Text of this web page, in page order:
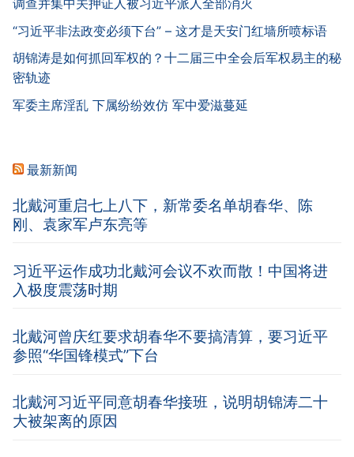
调查并集中关押证人被习近平派人全部消灭
“习近平非法政变必须下台” – 这才是天安门红墙所喷标语
胡锦涛是如何抓回军权的？十二届三中全会后军权易主的秘
密轨迹
军委主席淫乱 下属纷纷效仿 军中爱滋蔓延
最新新闻
北戴河重启七上八下，新常委名单胡春华、陈
刚、袁家军卢东亮等
习近平运作成功北戴河会议不欢而散！中国将进
入极度震荡时期
北戴河曾庆红要求胡春华不要搞清算，要习近平
参照“华国锋模式”下台
北戴河习近平同意胡春华接班，说明胡锦涛二十
大被架离的原因